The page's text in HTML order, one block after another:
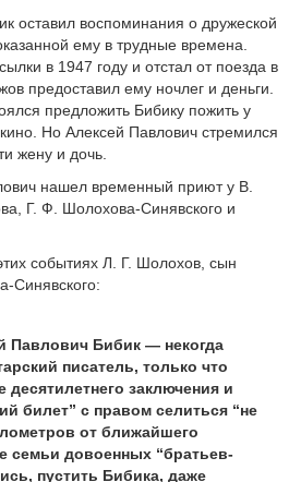
оставил воспоминания о дружеской
ему в трудные времена.
в 1947 году и отстал от поезда в
предоставил ему ночлег и деньги.
предложить Бибику пожить у
Но Алексей Павлович стремился
жену и дочь.
нашел временный приют у В.
Г. Ф. Шолохова-Синявского и
событиях Л. Г. Шолохов, сын
Синявского:
Павлович Бибик — некогда
писатель, только что
заключения и
билет” с правом селиться “не
от ближайшего
семьи довоенных “братьев-
пустить Бибика, даже